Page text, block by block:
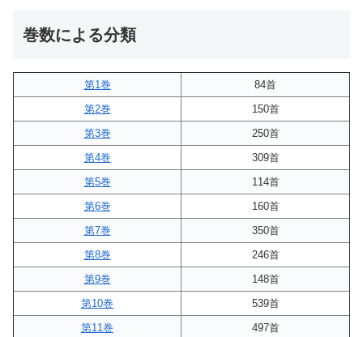
巻数による分類
第1巻
84首
第2巻
150首
第3巻
250首
第4巻
309首
第5巻
114首
第6巻
160首
第7巻
350首
第8巻
246首
第9巻
148首
第10巻
539首
第11巻
497首